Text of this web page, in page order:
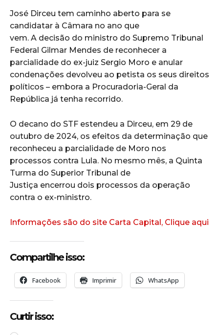
José Dirceu tem caminho aberto para se
candidatar à Câmara no ano que
vem. A decisão do ministro do Supremo Tribunal
Federal Gilmar Mendes de reconhecer a
parcialidade do ex-juiz Sergio Moro e anular
condenações devolveu ao petista os seus direitos
políticos – embora a Procuradoria-Geral da
República já tenha recorrido.
O decano do STF estendeu a Dirceu, em 29 de
outubro de 2024, os efeitos da determinação que
reconheceu a parcialidade de Moro nos
processos contra Lula. No mesmo mês, a Quinta
Turma do Superior Tribunal de
Justiça encerrou dois processos da operação
contra o ex-ministro.
Informações são do site Carta Capital, Clique aqui
Compartilhe isso:
Facebook Imprimir WhatsApp
Curtir isso: